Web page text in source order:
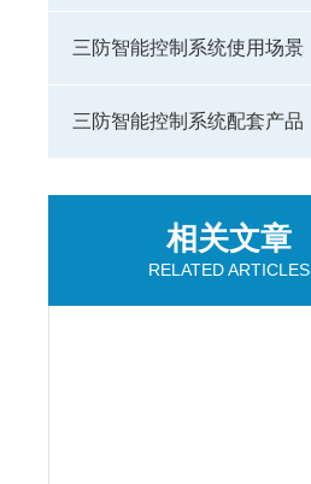
三防智能控制系统使用场景
三防智能控制系统配套产品
相关文章
RELATED ARTICLES